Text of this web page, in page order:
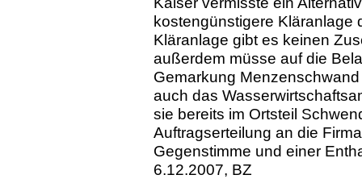
kostengünstigere Kläranlage
Kläranlage gibt es keinen
außerdem müsse auf die
Gemarkung
auch das
sie bereits im Ortsteil
Auftragserteilung an die
Gegenstimme und einer
6.12.2007, BZ